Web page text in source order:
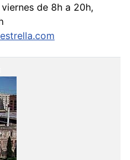
de 8h a 20h,